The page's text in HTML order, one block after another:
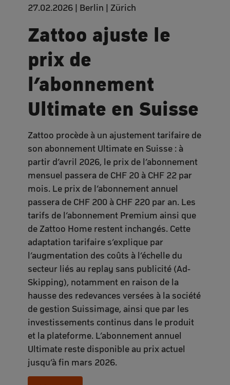
27.02.2026 | Berlin | Zürich
Zattoo ajuste le
prix de
l’abonnement
Ultimate en Suisse
Zattoo procède à un ajustement tarifaire de
son abonnement Ultimate en Suisse : à
partir d’avril 2026, le prix de l’abonnement
mensuel passera de CHF 20 à CHF 22 par
mois. Le prix de l’abonnement annuel
passera de CHF 200 à CHF 220 par an. Les
tarifs de l’abonnement Premium ainsi que
de Zattoo Home restent inchangés. Cette
adaptation tarifaire s’explique par
l’augmentation des coûts à l’échelle du
secteur liés au replay sans publicité (Ad-
Skipping), notamment en raison de la
hausse des redevances versées à la société
de gestion Suissimage, ainsi que par les
investissements continus dans le produit
et la plateforme. L’abonnement annuel
Ultimate reste disponible au prix actuel
jusqu’à fin mars 2026.